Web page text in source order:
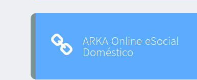
ARKA Online eSocial
Doméstico